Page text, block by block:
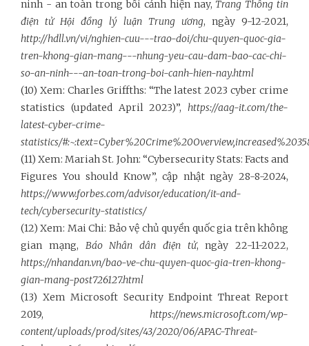
ninh - an toàn trong bối cảnh hiện nay, Trang Thông tin
điện tử Hội đồng lý luận Trung ương, ngày 9-12-2021,
http://hdll.vn/vi/nghien-cuu---trao-doi/chu-quyen-quoc-gia-
tren-khong-gian-mang---nhung-yeu-cau-dam-bao-cac-chi-
so-an-ninh---an-toan-trong-boi-canh-hien-nay.html
(10) Xem: Charles Griffths: “The latest 2023 cyber crime
statistics (updated April 2023)”, https://aag-it.com/the-
latest-cyber-crime-
statistics/
(11) Xem: Mariah St. John: “Cybersecurity Stats: Facts and
Figures You should Know”, cập nhật ngày 28-8-2024,
https://www.forbes.com/advisor/education/it-and-
tech/cybersecurity-statistics/
(12) Xem: Mai Chi: Bảo vệ chủ quyền quốc gia trên không
gian mạng, Báo Nhân dân điện tử, ngày 22-11-2022,
https://nhandan.vn/bao-ve-chu-quyen-quoc-gia-tren-khong-
gian-mang-post726127.html
(13) Xem Microsoft Security Endpoint Threat Report
2019, https://news.microsoft.com/wp-
content/uploads/prod/sites/43/2020/06/APAC-Threat-